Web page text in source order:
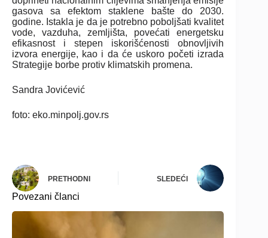
gasova sa efektom staklene bašte do 2030.
godine. Istakla je da je potrebno poboljšati kvalitet
vode, vazduha, zemljišta, povećati energetsku
efikasnost i stepen iskorišćenosti obnovljivih
izvora energije, kao i da će uskoro početi izrada
Strategije borbe protiv klimatskih promena.
Sandra Jovićević
foto: eko.minpolj.gov.rs
PRETHODNI SLEDEĆI
Povezani članci